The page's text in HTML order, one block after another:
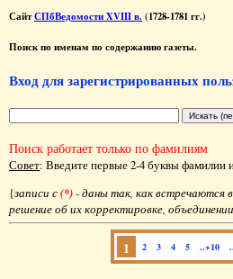
СайтСПбВедомости XVIII в. (1728-1781 гг.)
Поиск по именам по содержанию газеты.
Вход для зарегистрированных
Поиск работает только по фамилиям
Совет: Введите первые 2-4 буквы фамилии
{записи с(*)- даны так, как встречаются
решение об их корректировке,
1 2 3 4 5 ..+10